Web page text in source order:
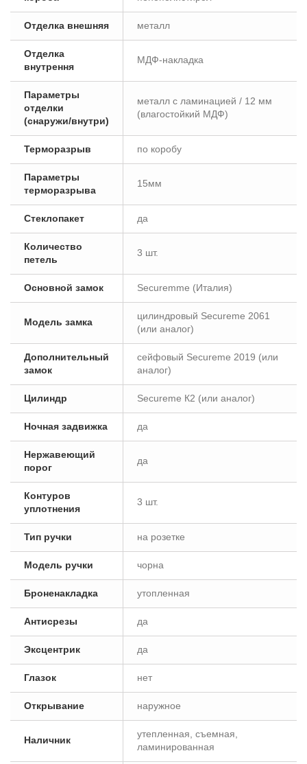
Отделка внешняя металл
Отделка
внутрення
МДФ-накладка
Параметры
отделки
(снаружи/внутри)
металл с ламинацией / 12 мм
(влагостойкий МДФ)
Терморазрыв по коробу
Параметры
терморазрыва
15мм
Стеклопакет да
Количество
петель
3 шт.
Основной замок Securemme (Италия)
Модель замка
цилиндровый Secureme 2061
(или аналог)
Дополнительный
замок
сейфовый Secureme 2019 (или
аналог)
Цилиндр Secureme К2 (или аналог)
Ночная задвижка да
Нержавеющий
порог
да
Контуров
уплотнения
3 шт.
Тип ручки на розетке
Модель ручки чорна
Броненакладка утопленная
Антисрезы да
Эксцентрик да
Глазок нет
Открывание наружное
Наличник
утепленная, съемная,
ламинированная